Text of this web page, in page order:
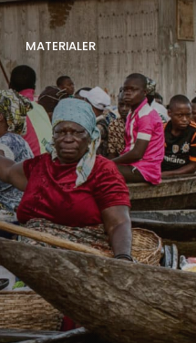
MATERIALER